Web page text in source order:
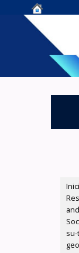
Centro de
OLADE -